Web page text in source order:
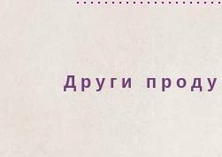
Други